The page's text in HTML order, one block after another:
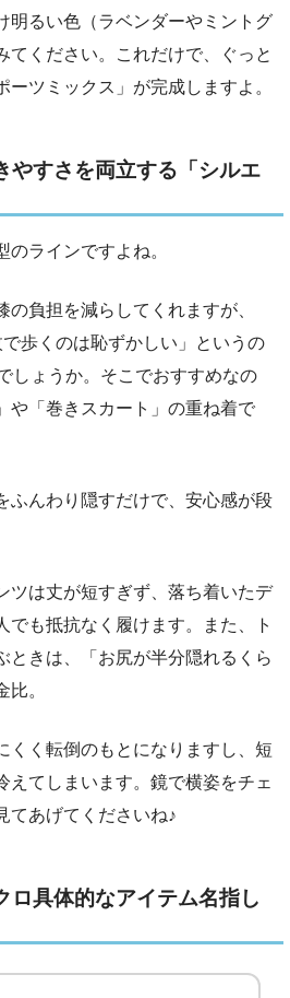
明るい色（ラベンダーやミントグ
てください。これだけで、ぐっと
ーツミックス」が完成しますよ。
やすさを両立する「シルエ
ラインですよね。
の負担を減らしてくれますが、
で歩くのは恥ずかしい」というの
しょうか。そこでおすすめなの
や「巻きスカート」の重ね着で
ふんわり隠すだけで、安心感が段
ツは丈が短すぎず、落ち着いたデ
でも抵抗なく履けます。また、ト
ときは、「お尻が半分隠れるくら
。
くく転倒のもとになりますし、短
えてしまいます。鏡で横姿をチェ
てあげてくださいね♪
ロ具体的なアイテム名指し